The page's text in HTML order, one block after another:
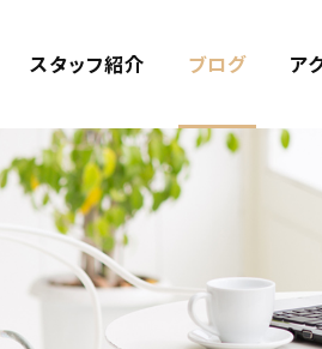
スタッフ紹介 ブログ ア